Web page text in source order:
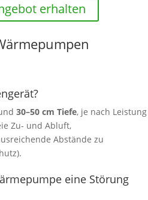
erhalten
30–50 cm Tiefe, je nach Leistung
Zu‑ und Abluft,
Abstände zu
eine Störung